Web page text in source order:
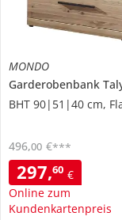
MONDO
Garderobenbank
297,60 €
Online zum
Kundenkartenpreis
496,00 €***